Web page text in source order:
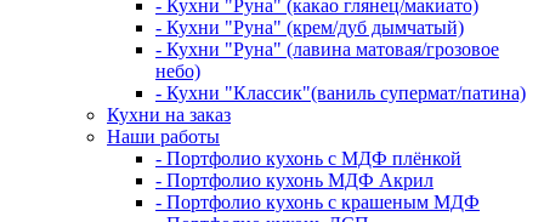
- Кухни "Руна" (какао глянец/макиато)
- Кухни "Руна" (крем/дуб дымчатый)
- Кухни "Руна" (лавина матовая/грозовое
небо)
- Кухни "Классик"(ваниль супермат/патина)
Кухни на заказ
Наши работы
- Портфолио кухонь с МДФ плёнкой
- Портфолио кухонь МДФ Акрил
- Портфолио кухонь с крашеным МДФ